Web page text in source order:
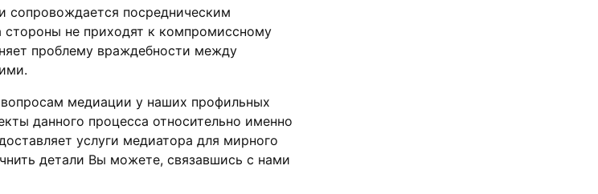
сопровождается посредническим
стороны не приходят к компромиссному
проблему враждебности между
медиации у наших профильных
данного процесса относительно именно
услуги медиатора для мирного
детали Вы можете, связавшись с нами